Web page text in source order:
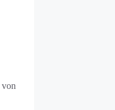
von